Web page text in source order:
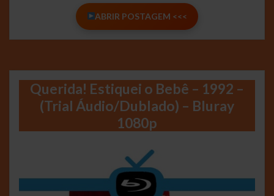
ABRIR POSTAGEM <<<
Querida! Estiquei o Bebê – 1992 –
(Trial Áudio/Dublado) – Bluray
1080p